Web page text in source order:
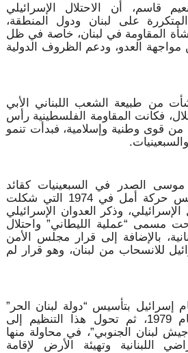
قاسم، أن الاحتلال الإسرائيلي
على لبنان ودول المنطقة،
المقاومة في لبنان، خاصة في ظل
العدو، ودعم الظروف الدولية
من طبيعة الشعب اللبناني الأبي
فكانت المقاومة الفلسطينية رأس
قوى وطنية وإسلامية، فبدأت تنمو
موسى الصدر في السبعينيات كقائد
ومرشد للمقاومة، مؤسس حركة أمل في 1974 التي شكلت
وذكر العدوان الإسرائيلي
تحت مسمى “عملية الليطاني” واحتلال
بالإضافة إلى قرار مجلس الأمن
للانسحاب من لبنان، وهو قرار لم
بتأسيس “دولة لبنان الحر”
برعاية مباشرة منها عام 1979، ثم تحول هذا التنظيم إلى
لبنان الجنوبي”، في محاولة منها
اللبنانية وتهيئة الأرض لإقامة